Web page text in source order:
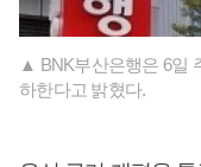
▲ BNK부산은행은 6일
하한다고 밝혔다.